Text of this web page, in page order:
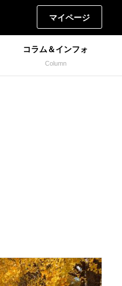
マイページ
コラム＆インフォ
Column